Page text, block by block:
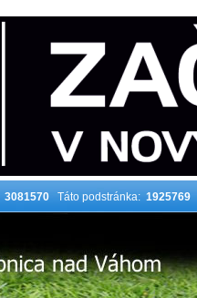
3081570 Táto podstránka: 1925769